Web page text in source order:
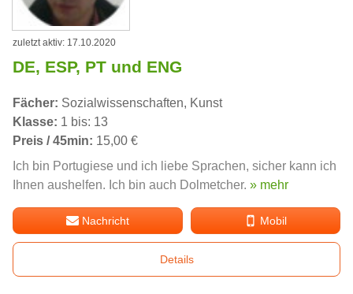
zuletzt aktiv: 17.10.2020
DE, ESP, PT und ENG
Fächer: Sozialwissenschaften, Kunst
Klasse: 1 bis: 13
Preis / 45min: 15,00 €
Ich bin Portugiese und ich liebe Sprachen, sicher kann ich
Ihnen aushelfen. Ich bin auch Dolmetcher. » mehr
Nachricht Mobil
Details